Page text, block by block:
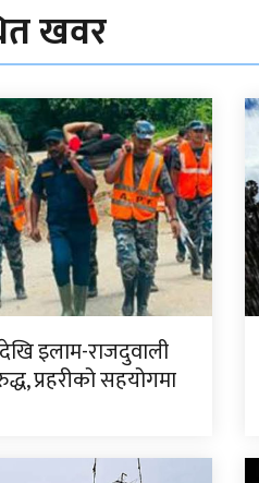
खवर
इलाम-राजदुवाली
प्रहरीको सहयोगमा